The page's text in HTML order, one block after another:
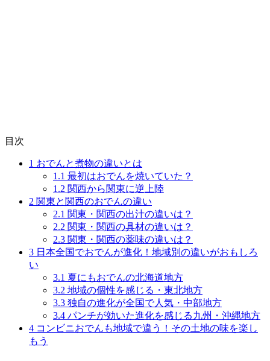
目次
1 おでんと煮物の違いとは
1.1 最初はおでんを焼いていた？
1.2 関西から関東に逆上陸
2 関東と関西のおでんの違い
2.1 関東・関西の出汁の違いは？
2.2 関東・関西の具材の違いは？
2.3 関東・関西の薬味の違いは？
3 日本全国でおでんが進化！地域別の違いがおもしろ
い
3.1 夏にもおでんの北海道地方
3.2 地域の個性を感じる・東北地方
3.3 独自の進化が全国で人気・中部地方
3.4 パンチが効いた進化を感じる九州・沖縄地方
4 コンビニおでんも地域で違う！その土地の味を楽し
もう